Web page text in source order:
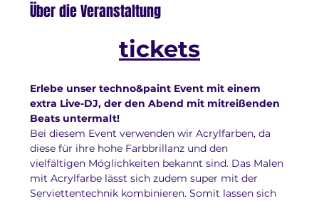
Über die Veranstaltung
tickets
Erlebe unser techno&paint Event mit einem
extra Live-DJ, der den Abend mit mitreißenden
Beats untermalt!
Bei diesem Event verwenden wir Acrylfarben, da
diese für ihre hohe Farbbrillanz und den
vielfältigen Möglichkeiten bekannt sind. Das Malen
mit Acrylfarbe lässt sich zudem super mit der
Serviettentechnik kombinieren. Somit lassen sich